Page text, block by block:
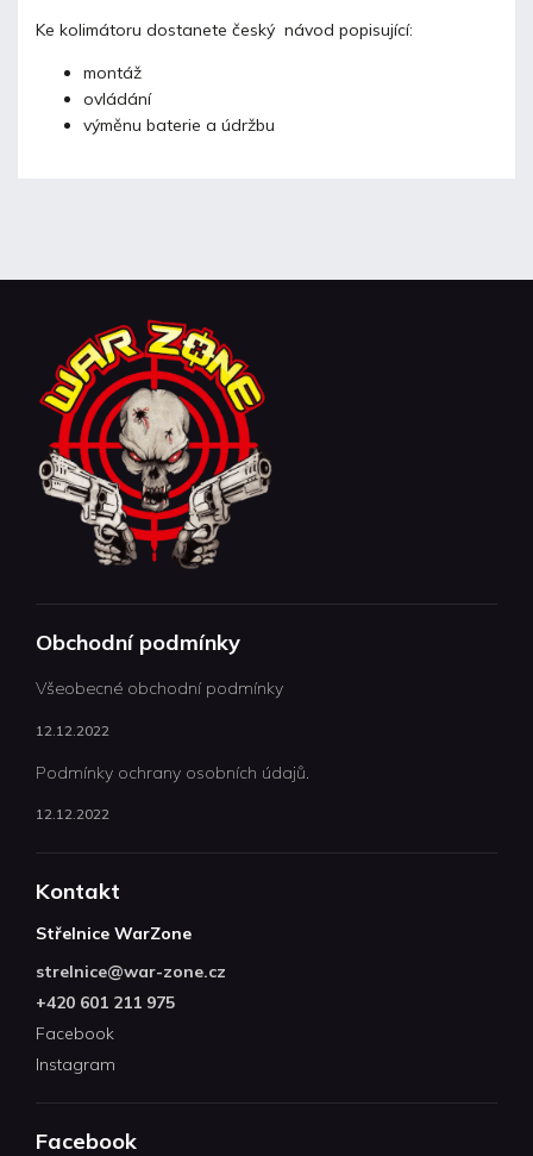
Ke kolimátoru dostanete český návod popisující:
montáž
ovládání
výměnu baterie a údržbu
Obchodní podmínky
Všeobecné obchodní podmínky
12.12.2022
Podmínky ochrany osobních údajů.
12.12.2022
Kontakt
Střelnice WarZone
strelnice@war-zone.cz
+420 601 211 975
Facebook
Instagram
Facebook